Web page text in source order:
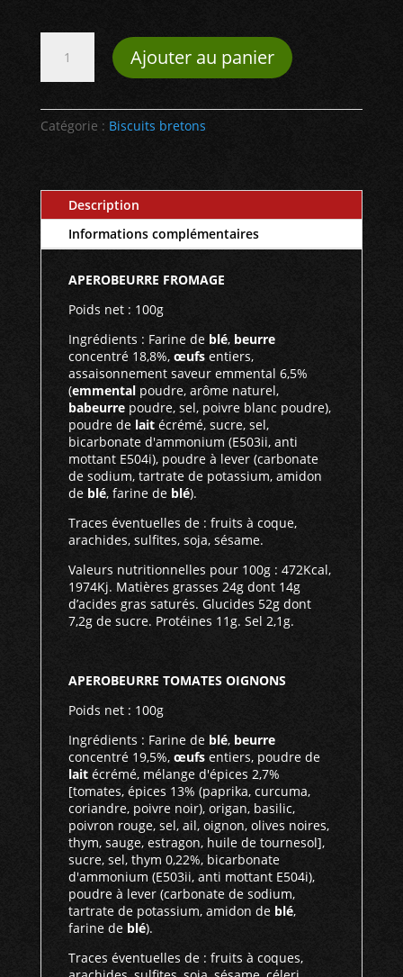
Biscuits
-
biscuit
apéritif
100gr
Ajouter au panier
Catégorie : Biscuits bretons
Description
Informations complémentaires
APEROBEURRE FROMAGE
Poids net : 100g
Ingrédients : Farine de blé, beurre
concentré 18,8%, œufs entiers,
assaisonnement saveur emmental 6,5%
(emmentalpoudre, arôme naturel,
babeurrepoudre, sel, poivre blanc poudre),
poudre de lait écrémé, sucre, sel,
bicarbonate d'ammonium (E503ii, anti
mottant E504i), poudre à lever (carbonate
de sodium, tartrate de potassium, amidon
de blé, farine de blé).
Traces éventuelles de : fruits à coque,
arachides, sulfites, soja, sésame.
Valeurs nutritionnelles pour 100g : 472Kcal,
1974Kj. Matières grasses 24g dont 14g
d’acides gras saturés. Glucides 52g dont
7,2g de sucre. Protéines 11g. Sel 2,1g.
APEROBEURRE TOMATES OIGNONS
Poids net : 100g
Ingrédients : Farine de blé, beurre
concentré 19,5%, œufsentiers, poudre de
lait écrémé, mélange d'épices 2,7%
[tomates, épices 13% (paprika, curcuma,
coriandre, poivre noir), origan, basilic,
poivron rouge, sel, ail, oignon, olives noires,
thym, sauge, estragon, huile de tournesol],
sucre, sel, thym 0,22%, bicarbonate
d'ammonium (E503ii, anti mottant E504i),
poudre à lever (carbonate de sodium,
tartrate de potassium, amidon de blé,
farine de blé).
Traces éventuelles de : fruits à coques,